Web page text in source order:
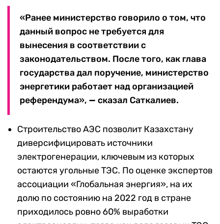
«Ранее министерство говорило о том, что
данный вопрос не требуется для
вынесения в соответствии с
законодательством. После того, как глава
государства дал поручение, министерство
энергетики работает над организацией
референдума», — сказал Саткалиев.
Строительство АЭС позволит Казахстану
диверсифицировать источники
электрогенерации, ключевым из которых
остаются угольные ТЭС. По оценке экспертов
ассоциации «Глобальная энергия», на их
долю по состоянию на 2022 год в стране
приходилось ровно 60% выработки